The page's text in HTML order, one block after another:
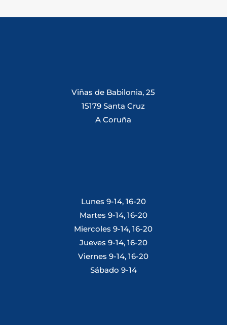
Viñas de Babilonia, 25
15179 Santa Cruz
A Coruña
Lunes 9-14, 16-20
Martes 9-14, 16-20
Miercoles 9-14, 16-20
Jueves 9-14, 16-20
Viernes 9-14, 16-20
Sábado 9-14